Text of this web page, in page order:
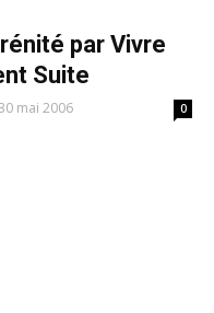
par Vivre
Suite
mai 2006 0